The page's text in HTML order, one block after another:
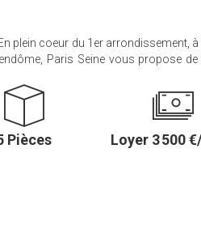
plein coeur du 1er arrondissement,
Paris Seine vous propose de
équipée, deux chambres (avec
de douches ainsi qu'un WC
un pied-à-terre parisien
Pièces Loyer 3 500